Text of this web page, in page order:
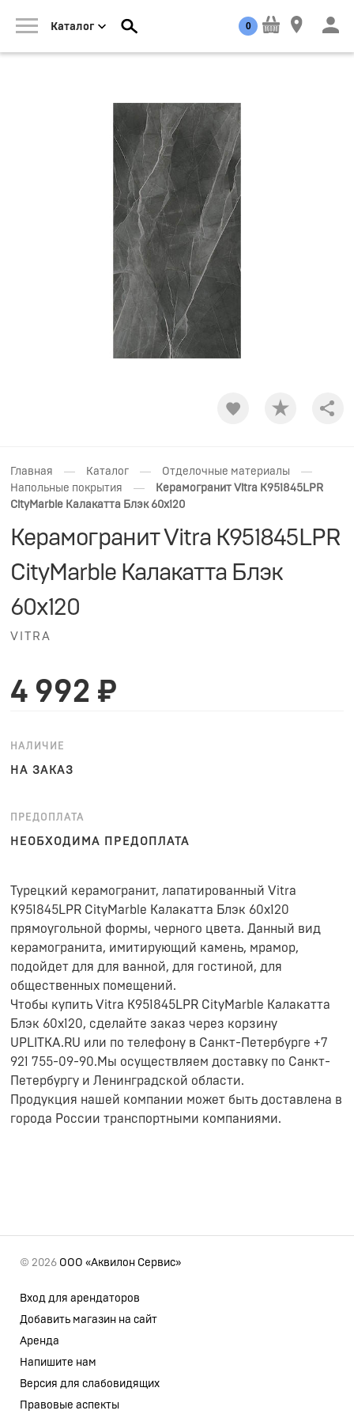
Каталог 0
Главная — Каталог — Отделочные материалы —
Напольные покрытия —
Керамогранит Vitra K951845LPR
CityMarble Калакатта Блэк 60x120
Керамогранит Vitra K951845LPR
CityMarble Калакатта Блэк
60x120
VITRA
4 992 ₽
НАЛИЧИЕ
НА ЗАКАЗ
ПРЕДОПЛАТА
НЕОБХОДИМА ПРЕДОПЛАТА
Турецкий керамогранит, лапатированный Vitra
K951845LPR CityMarble Калакатта Блэк 60x120
прямоугольной формы, черного цвета. Данный вид
керамогранита, имитирующий камень, мрамор,
подойдет для для ванной, для гостиной, для
общественных помещений.
Чтобы купить Vitra K951845LPR CityMarble Калакатта
Блэк 60x120, сделайте заказ через корзину
UPLITKA.RU или по телефону в Санкт-Петербурге +7
921 755-09-90.Мы осуществляем доставку по Санкт-
Петербургу и Ленинградской области.
Продукция нашей компании может быть доставлена в
города России транспортными компаниями.
© 2026 ООО «Аквилон Сервис»
Вход для арендаторов
Добавить магазин на сайт
Аренда
Напишите нам
Версия для слабовидящих
Правовые аспекты